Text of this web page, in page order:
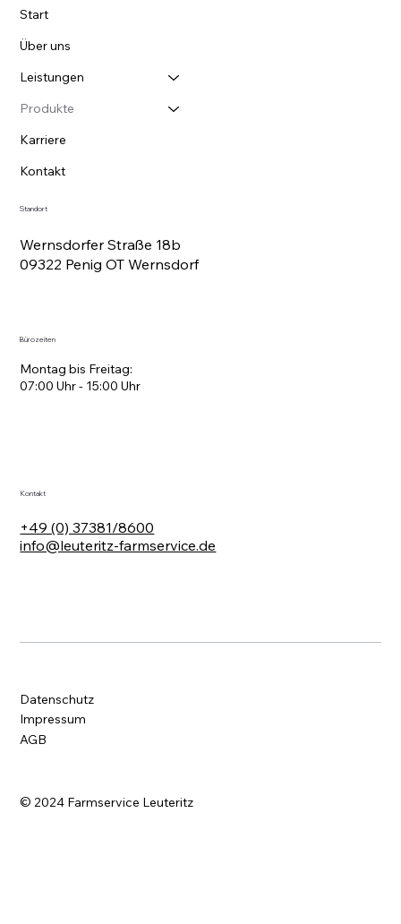
Start
Über uns
Leistungen
Produkte
Karriere
Kontakt
Standort
Wernsdorfer Straße 18b
09322 Penig OT Wernsdorf
Bürozeiten
Montag bis Freitag:
07:00 Uhr - 15:00 Uhr
Kontakt
+49 (0) 37381/8600
info@leuteritz-farmservice.de
© 2024 Farmservice Leuteritz
Datenschutz
Impressum
AGB